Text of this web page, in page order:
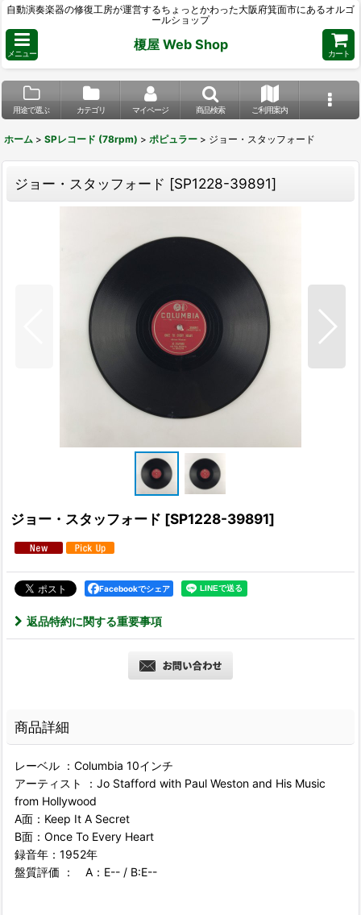
自動演奏楽器の修復工房が運営するちょっとかわった大阪府箕面市にあるオルゴ
ールショップ
メニュー
榎屋 Web Shop
カート
用途で選ぶ カテゴリ マイページ 商品検索 ご利用案内
ホーム > SPレコード (78rpm) > ポピュラー > ジョー・スタッフォード
ジョー・スタッフォード [SP1228-39891]
ジョー・スタッフォード [SP1228-39891]
Facebookでシェア
返品特約に関する重要事項
商品詳細
レーベル ：Columbia 10インチ
アーティスト ：Jo Stafford with Paul Weston and His Music
from Hollywood
A面：Keep It A Secret
B面：Once To Every Heart
録音年：1952年
盤質評価 ： A：E-- / B:E--